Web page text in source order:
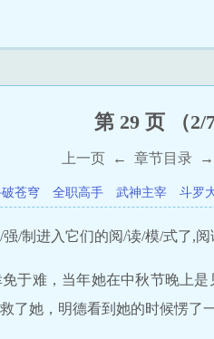
第 29 页 （2/7
上一页 ← 章节目录
苍穹 全职高手 武神主宰 斗罗
/制进入它们的阅/读/模/式了,
于难，当年她在中秋节晚上
了她，明德看到她的时候愣了